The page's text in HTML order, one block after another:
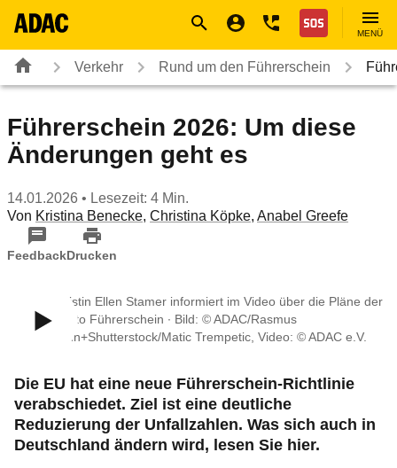
Nothilfe
MENÜ
Verkehr Rund um den Führerschein
Führerschein 2026: Um diese
Änderungen geht es
14.01.2026 • Lesezeit: 4 Min.
Von Kristina Benecke, Christina Köpke, Anabel Greefe
FeedbackDrucken
ADAC Juristin Ellen Stamer informiert im Video über die Pläne der
EU in puncto Führerschein ∙ Bild: © ADAC/Rasmus
Kaessmann+Shutterstock/Matic Trempetic, Video: © ADAC e.V.
Die EU hat eine neue Führerschein-Richtlinie
verabschiedet. Ziel ist eine deutliche
Reduzierung der Unfallzahlen. Was sich auch in
Deutschland ändern wird, lesen Sie hier.